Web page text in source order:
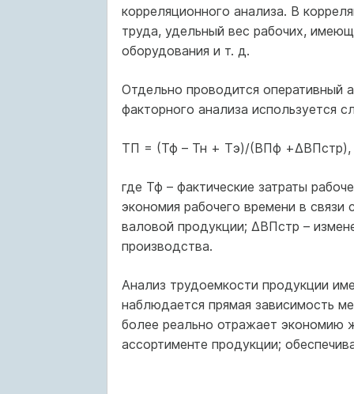
корреляционного анализа. В
труда, удельный вес рабочих,
оборудования и т. д.
Отдельно проводится оперативный
факторного анализа используется
ТП = (Тф – Тн + Тэ)/(ВПф +ΔВПстр),
где Тф – фактические затраты
экономия рабочего времени в
валовой продукции; ΔВПстр –
производства.
Анализ трудоемкости продукции
наблюдается прямая зависимость
более реально отражает экономию
ассортименте продукции;